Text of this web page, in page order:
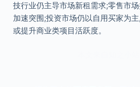
技行业仍主导市场新租需求;零售市
加速突围;投资市场仍以自用买家为主
或提升商业类项目活跃度。